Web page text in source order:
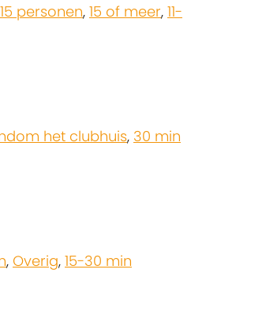
personen, 15 of meer, 11-
het clubhuis, 30 min
, Overig, 15-30 min